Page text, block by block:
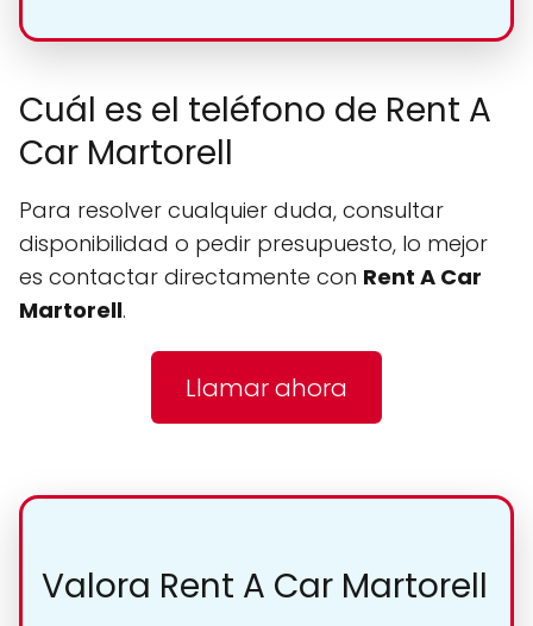
Cuál es el teléfono de Rent A
Car Martorell
Para resolver cualquier duda, consultar
disponibilidad o pedir presupuesto, lo mejor
es contactar directamente con Rent A Car
Martorell.
Llamar ahora
Valora Rent A Car Martorell